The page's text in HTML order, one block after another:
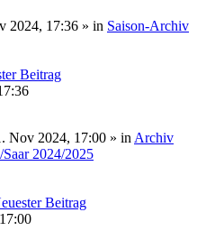
2024, 17:36 » in Saison-Archiv
Beitrag
Nov 2024, 17:00 » in Archiv
2024/2025
Beitrag